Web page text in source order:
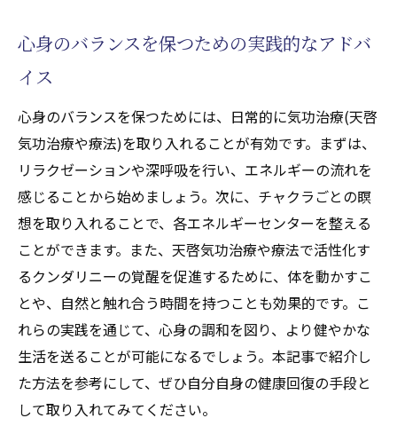
心身のバランスを保つための実践的なアドバ
イス
心身のバランスを保つためには、日常的に気功治療(天啓
気功治療や療法)を取り入れることが有効です。まずは、
リラクゼーションや深呼吸を行い、エネルギーの流れを
感じることから始めましょう。次に、チャクラごとの瞑
想を取り入れることで、各エネルギーセンターを整える
ことができます。また、天啓気功治療や療法で活性化す
るクンダリニーの覚醒を促進するために、体を動かすこ
とや、自然と触れ合う時間を持つことも効果的です。こ
れらの実践を通じて、心身の調和を図り、より健やかな
生活を送ることが可能になるでしょう。本記事で紹介し
た方法を参考にして、ぜひ自分自身の健康回復の手段と
して取り入れてみてください。